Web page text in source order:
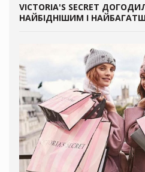
VICTORIA'S SECRET
НАЙБІДНІШИМ І